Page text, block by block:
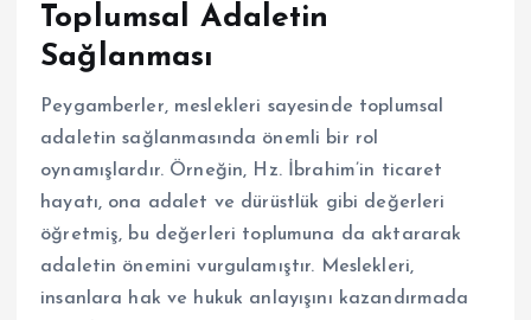
Toplumsal Adaletin
Sağlanması
Peygamberler, meslekleri sayesinde toplumsal
adaletin sağlanmasında önemli bir rol
oynamışlardır. Örneğin, Hz. İbrahim’in ticaret
hayatı, ona adalet ve dürüstlük gibi değerleri
öğretmiş, bu değerleri toplumuna da aktararak
adaletin önemini vurgulamıştır. Meslekleri,
insanlara hak ve hukuk anlayışını kazandırmada